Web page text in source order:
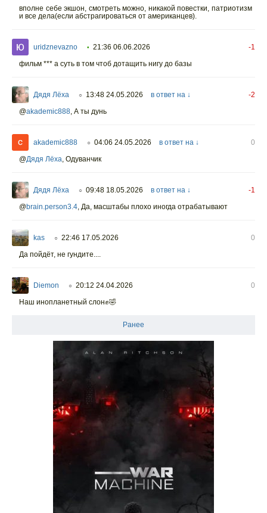
вполне себе экшон, смотреть можно, никакой повестки, патриотизм
и все дела(если абстрагироваться от американцев).
uridznevazno • 21:36 06.06.2026
-1
фильм *** а суть в том чтоб дотащить нигу до базы
Дядя Лёха ○ 13:48 24.05.2026 в ответ на ↓
-2
@akademic888, А ты дунь
akademic888 ○ 04:06 24.05.2026 в ответ на ↓
0
@Дядя Лёха, Одуванчик
Дядя Лёха ○ 09:48 18.05.2026 в ответ на ↓
-1
@brain.person3.4, Да, масштабы плохо иногда отрабатывают
kas ○ 22:46 17.05.2026
0
Да пойдёт, не гундите....
Diemon ○ 20:12 24.04.2026
0
Наш инопланетный слон✊️🤣
Ранее